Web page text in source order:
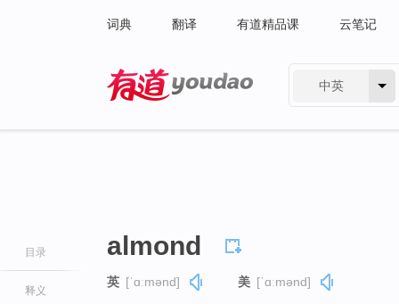
词典 翻译 有道精品课 云笔记
中英
目录
释义
almond
英 [ˈɑːmənd] 美 [ˈɑːmənd]